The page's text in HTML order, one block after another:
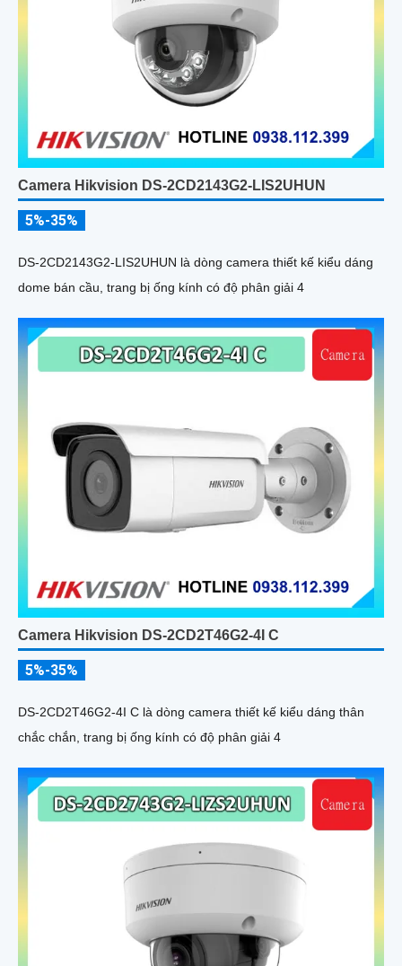
Camera Hikvision DS-2CD2143G2-LIS2UHUN
5%-35%
DS-2CD2143G2-LIS2UHUN là dòng camera thiết kế kiểu dáng
dome bán cầu, trang bị ống kính có độ phân giải 4
Camera Hikvision DS-2CD2T46G2-4I C
5%-35%
DS-2CD2T46G2-4I C là dòng camera thiết kế kiểu dáng thân
chắc chắn, trang bị ống kính có độ phân giải 4